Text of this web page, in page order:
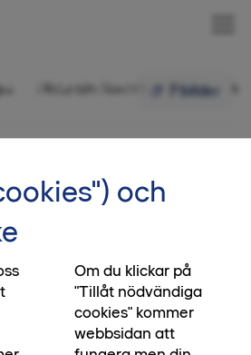
7 bilder
3 rok,
Hitta din favorit Bilder
i nästan två år
i Betongnejlikan mellan 19
2026 och bo utan
månader. Det motsvarar nära
ger dig ett ekonomiskt
du kan använda till
och
Om du klickar på
"Tillåt nödvändiga
cookies" kommer
webbsidan att